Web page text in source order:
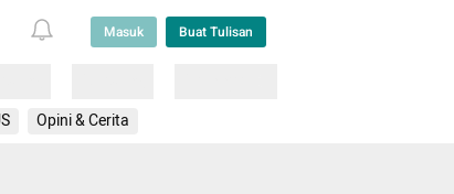
Masuk Buat Tulisan
Opini & Cerita